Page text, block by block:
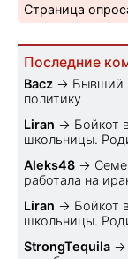
Страница
Последние
Bacz → Бывший
политику
Liran → Бойкот
школьницы.
Aleks48 →
работала на
Liran → Бойкот
школьницы.
StrongTequila →